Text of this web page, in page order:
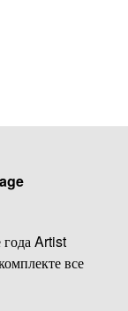
года Artist
все